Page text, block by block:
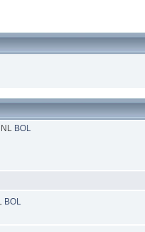
NL BOL
BOL